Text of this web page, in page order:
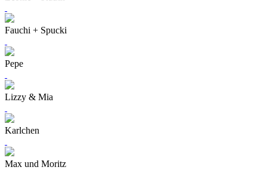
Fauchi + Spucki
Pepe
Lizzy & Mia
Karlchen
Max und Moritz